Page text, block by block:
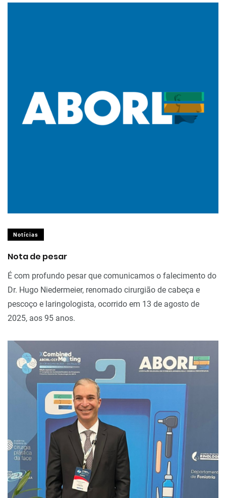
Notícias
Nota de pesar
É com profundo pesar que comunicamos o falecimento do
Dr. Hugo Niedermeier, renomado cirurgião de cabeça e
pescoço e laringologista, ocorrido em 13 de agosto de
2025, aos 95 anos.